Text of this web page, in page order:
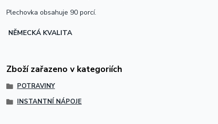
Plechovka obsahuje 90 porcí.
NĚMECKÁ KVALITA
Zboží zařazeno v kategoriích
POTRAVINY
INSTANTNÍ NÁPOJE